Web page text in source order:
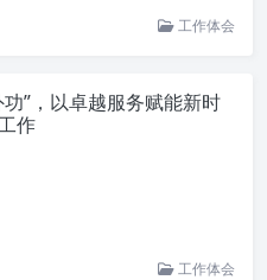
工作体会
功”，以卓越服务赋能新时
作
工作体会